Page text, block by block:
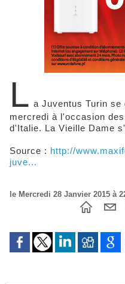
L a Juventus Turin se
mercredi à l'occasion
d'Italie. La Vieille Dame
Source : http://
juve...
le Mercredi 28 Janvier 2015 à